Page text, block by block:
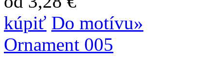
kúpiť Do motívu»
Ornament 005